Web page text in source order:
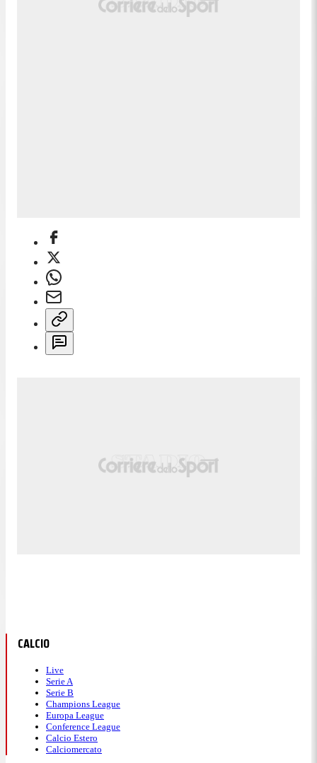
CALCIO
Live
Serie A
Serie B
Champions League
Europa League
Conference League
Calcio Estero
Calciomercato